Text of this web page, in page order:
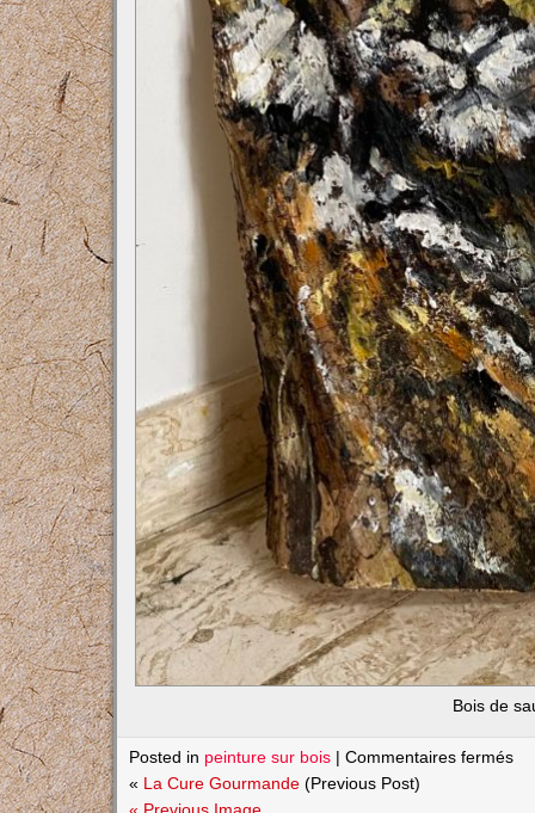
Bois de
Posted in peinture sur bois |Commentaires fermés
« La Cure Gourmande (Previous Post)
« Previous Image